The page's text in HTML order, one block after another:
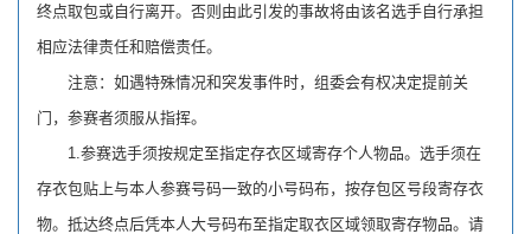
终点取包或自行离开。否则由此引发的事故将由该名选手自行承担
相应法律责任和赔偿责任。
注意：如遇特殊情况和突发事件时，组委会有权决定提前关
门，参赛者须服从指挥。
1.参赛选手须按规定至指定存衣区域寄存个人物品。选手须在
存衣包贴上与本人参赛号码一致的小号码布，按存包区号段寄存衣
物。抵达终点后凭本人大号码布至指定取衣区域领取寄存物品。请